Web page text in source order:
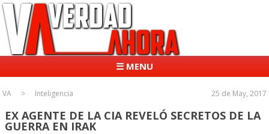
☰ MENU
VA Inteligencia 25 de May, 2017
EX AGENTE DE LA CIA REVELÓ SECRETOS DE LA
GUERRA EN IRAK